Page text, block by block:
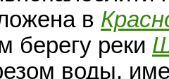
в
берегу реки
воды,